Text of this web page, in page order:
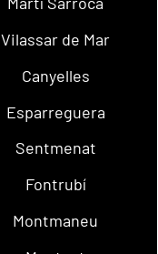
Vilassar de Mar
Canyelles
Esparreguera
Sentmenat
Fontrubí
Montmaneu